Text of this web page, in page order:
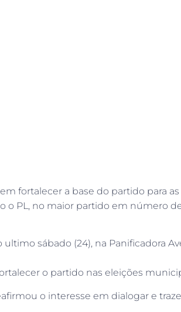
fortalecer a base do partido para
o PL, no maior partido em número
sábado (24), na Panificadora
o partido nas eleições
o interesse em dialogar e